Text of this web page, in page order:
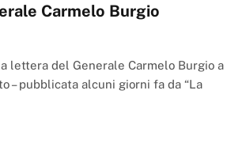
Carmelo Burgio
lettera del Generale Carmelo Burgio a
– pubblicata alcuni giorni fa da “La